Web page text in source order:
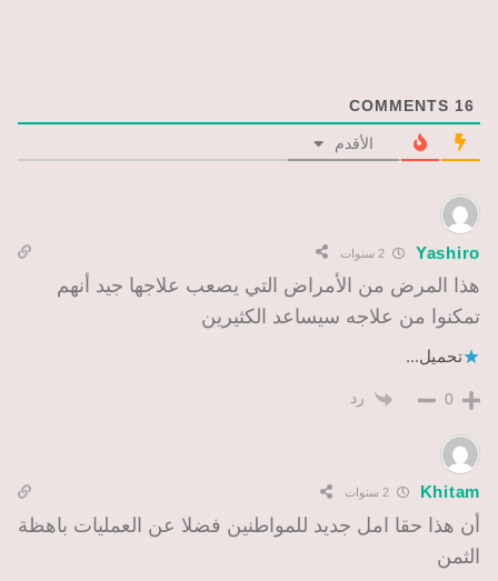
16
الأقدم
Yashiro
هذا المرض من الأمراض التي يصعب علاجها جيد أنهم
تمكنوا من علاجه سيساعد الكثيرين
تحميل...
0 رد
Khitam 2 سنوات
أن هذا حقا امل جديد للمواطنين فضلا عن العمليات باهظة
الثمن